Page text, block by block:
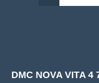
DMC NOVA VITA